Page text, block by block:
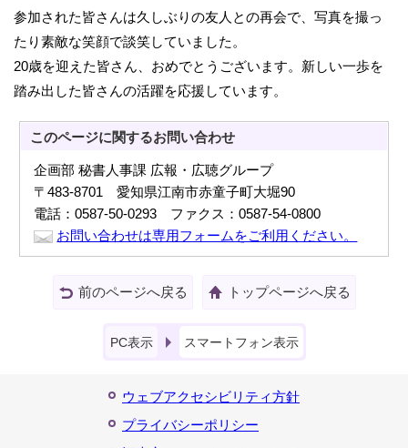
参加された皆さんは久しぶりの友人との再会で、写真を撮っ
たり素敵な笑顔で談笑していました。
20歳を迎えた皆さん、おめでとうございます。新しい一歩を
踏み出した皆さんの活躍を応援しています。
このページに関するお問い合わせ
企画部 秘書人事課 広報・広聴グループ
〒483-8701 愛知県江南市赤童子町大堀90
電話：0587-50-0293 ファクス：0587-54-0800
お問い合わせは専用フォームをご利用ください。
前のページへ戻る トップページへ戻る
PC表示 スマートフォン表示
ウェブアクセシビリティ方針
プライバシーポリシー